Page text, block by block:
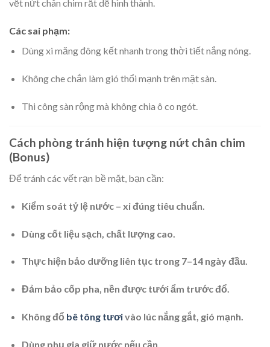
vết nứt chân chim rất dễ hình thành.
Các sai phạm:
Dùng xi măng đông kết nhanh trong thời tiết nắng nóng.
Không che chắn làm gió thổi mạnh trên mặt sàn.
Thi công sàn rộng mà không chia ô co ngót.
Cách phòng tránh hiện tượng nứt chân chim
(Bonus)
Để tránh các vết rạn bề mặt, bạn cần:
Kiểm soát tỷ lệ nước – xi đúng tiêu chuẩn.
Dùng cốt liệu sạch, chất lượng cao.
Thực hiện bảo dưỡng liên tục trong 7–14 ngày đầu.
Đảm bảo cốp pha, nền được tưới ẩm trước đổ.
Không đổ bê tông tươivào lúc nắng gắt, gió mạnh.
Dùng phụ gia giữ nước nếu cần.